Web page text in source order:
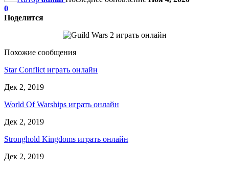
0
Поделится
Похожие сообщения
Star Conflict играть онлайн
Дек 2, 2019
World Of Warships играть онлайн
Дек 2, 2019
Stronghold Kingdoms играть онлайн
Дек 2, 2019